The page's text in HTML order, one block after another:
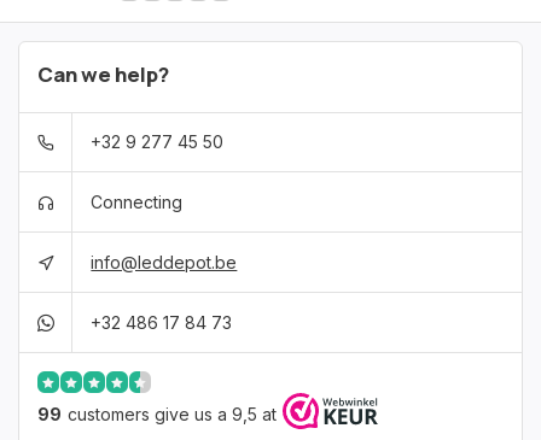
Can we help?
+32 9 277 45 50
Connecting
info@leddepot.be
+32 486 17 84 73
99 customers give us a 9,5 at